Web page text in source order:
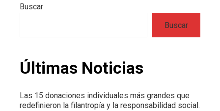
Buscar
Buscar
Últimas Noticias
Las 15 donaciones individuales más grandes que
redefinieron la filantropía y la responsabilidad social.